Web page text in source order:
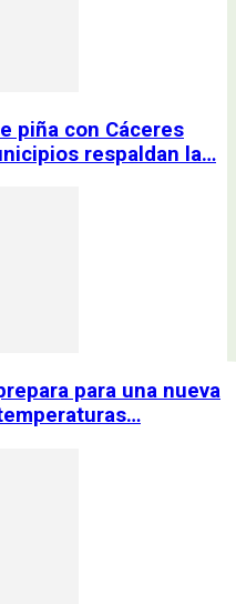
piña con Cáceres
respaldan la…
para una nueva